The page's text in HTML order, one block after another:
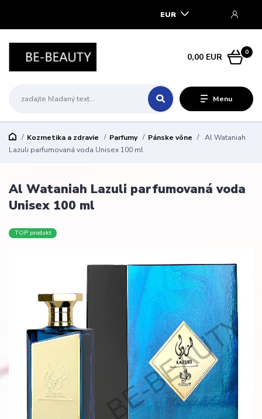
Menu
EUR
0
0,00 EUR
Kozmetika a zdravie Parfumy Pánske vône
Al Wataniah
Lazuli parfumovaná voda Unisex 100 ml
Al Wataniah Lazuli parfumovaná voda
Unisex 100 ml
TOP produkt